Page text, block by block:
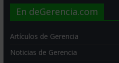
En deGerencia.com
Artículos de Gerencia
Noticias de Gerencia